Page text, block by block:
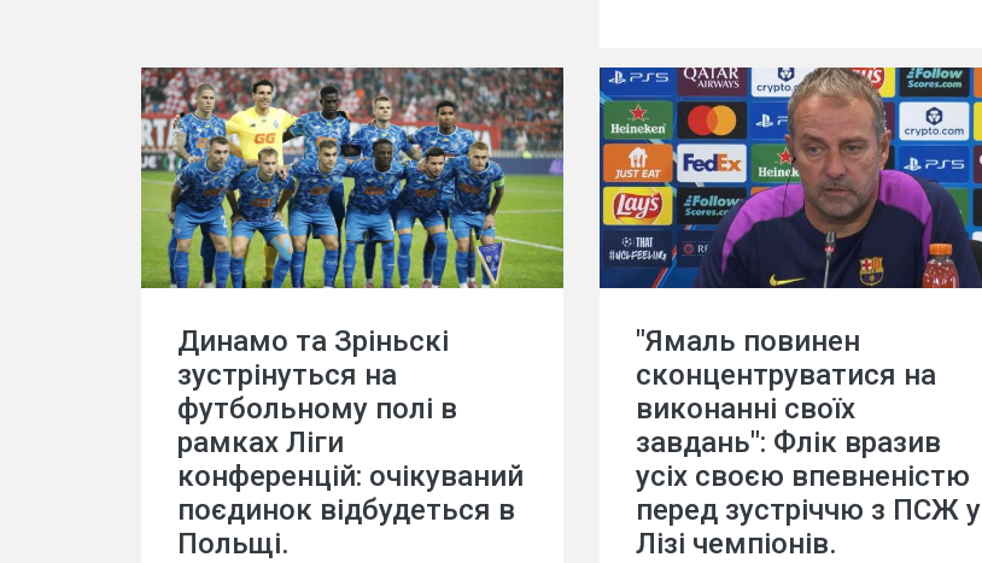
Динамо та Зріньскі
зустрінуться на
футбольному полі в
рамках Ліги
конференцій: очікуваний
поєдинок відбудеться в
Польщі.
"Ямаль повинен
сконцентруватися на
виконанні своїх
завдань": Флік вразив
усіх своєю впевненістю
перед зустріччю з ПСЖ у
Лізі чемпіонів.